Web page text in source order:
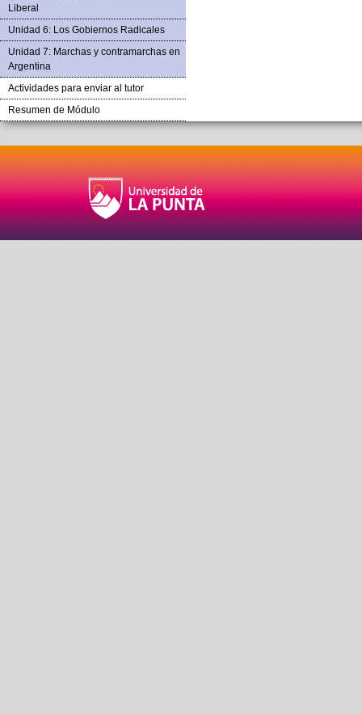
Liberal
Unidad 6: Los Gobiernos Radicales
Unidad 7: Marchas y contramarchas en
Argentina
Actividades para enviar al tutor
Resumen de Módulo